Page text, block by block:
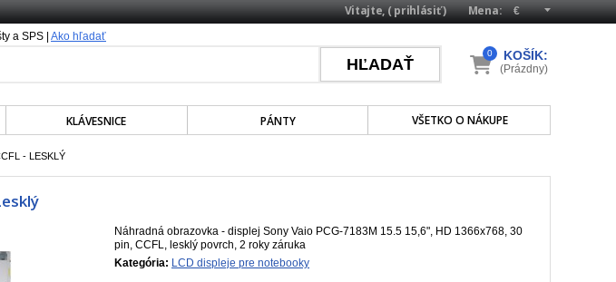
Mena:
Vitajte, (prihlásiť)
a SPS | Ako hľadať
KLÁVESNICE PÁNTY VŠETKO O NÁKUPE
KOŠÍK:
0
(Prázdny)
- LESKLÝ
Náhradná obrazovka - displej Sony Vaio PCG-7183M 15.5 15,6", HD 1366x768, 30
pin, CCFL, lesklý povrch, 2 roky záruka
Kategória: LCD displeje pre notebooky